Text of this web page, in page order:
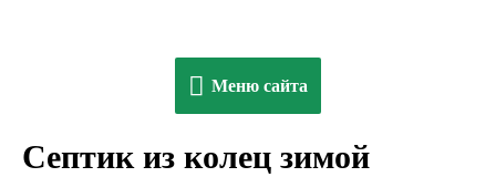
Меню
Меню сайта
Септик из колец зимой